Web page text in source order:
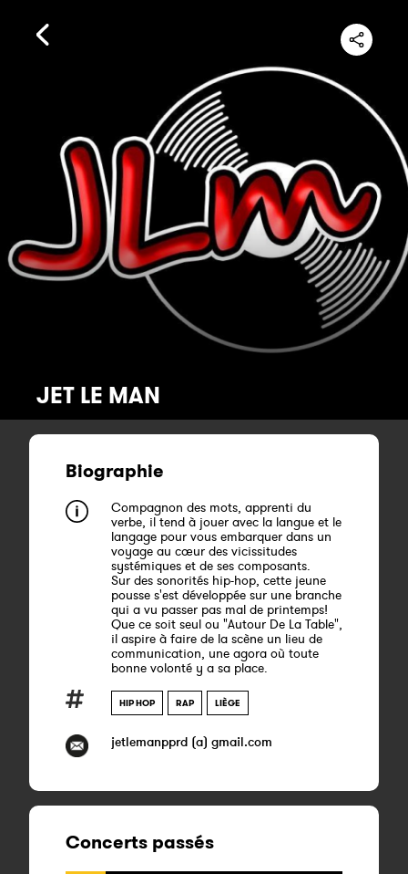
JET LE MAN
Biographie
Compagnon des mots, apprenti du
verbe, il tend à jouer avec la langue et le
langage pour vous embarquer dans un
voyage au cœur des vicissitudes
systémiques et de ses composants.
Sur des sonorités hip-hop, cette jeune
pousse s'est développée sur une branche
qui a vu passer pas mal de printemps!
Que ce soit seul ou "Autour De La Table",
il aspire à faire de la scène un lieu de
communication, une agora où toute
bonne volonté y a sa place.
HIP HOP RAP LIÈGE
jetlemanpprd (a) gmail.com
Concerts passés